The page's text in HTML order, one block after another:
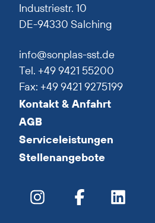
Industriestr. 10
DE-94330 Salching
info@sonplas-sst.de
Tel. +49 9421 55200
Fax: +49 9421 9275199
Kontakt & Anfahrt
AGB
Serviceleistungen
Stellenangebote